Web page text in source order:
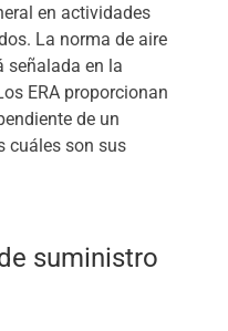
en actividades
La norma de aire
señalada en la
ERA proporcionan
de un
cuáles son sus
suministro